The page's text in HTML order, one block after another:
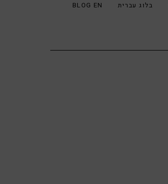
בלוג עברית BLOG EN